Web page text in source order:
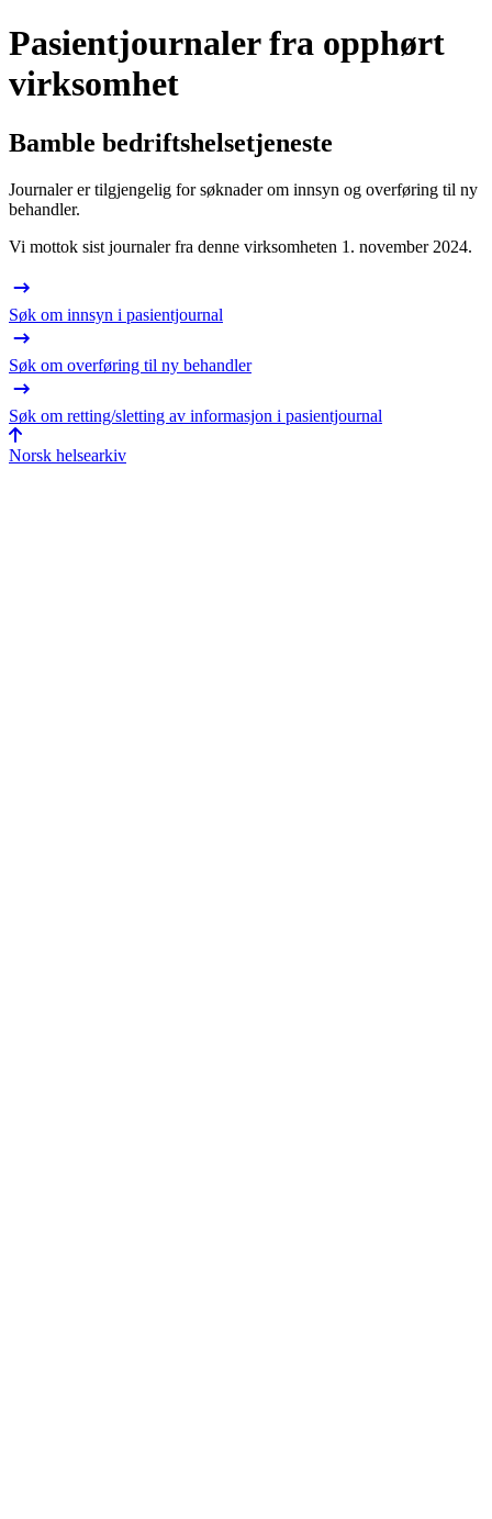
Pasientjournaler fra opphørt
virksomhet
Bamble bedriftshelsetjeneste
Journaler er tilgjengelig for søknader om innsyn og overføring til ny
behandler.
Vi mottok sist journaler fra denne virksomheten 1. november 2024.
Søk om innsyn i pasientjournal
Søk om overføring til ny behandler
Søk om retting/sletting av informasjon i pasientjournal
Norsk helsearkiv